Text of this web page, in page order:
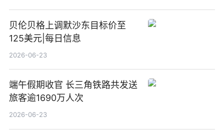
贝伦贝格上调默沙东目标价至
125美元|每日信息
2026-06-23
端午假期收官 长三角铁路共发送
旅客逾1690万人次
2026-06-23